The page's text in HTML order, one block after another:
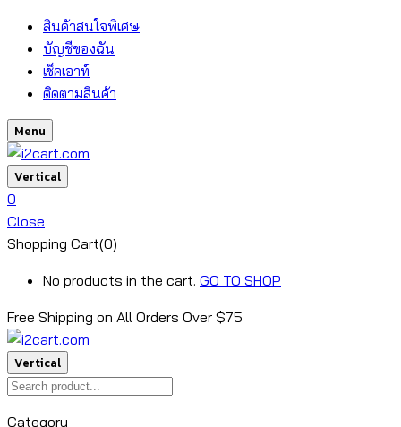
สินค้าสนใจพิเศษ
บัญชีของฉัน
เช็คเอาท์
ติดตามสินค้า
Menu
Vertical
0
Close
Shopping Cart(0)
No products in the cart. GO TO SHOP
Free Shipping on All Orders Over $75
Vertical
Category